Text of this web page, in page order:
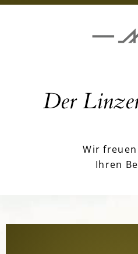
Der
Wir
Ihren